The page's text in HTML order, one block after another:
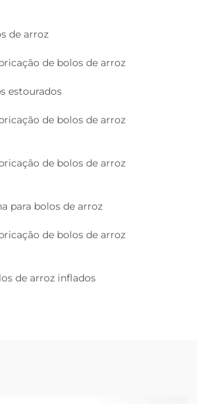
de arroz
de bolos de arroz
estourados
de bolos de arroz
de bolos de arroz
para bolos de arroz
de bolos de arroz
de arroz inflados